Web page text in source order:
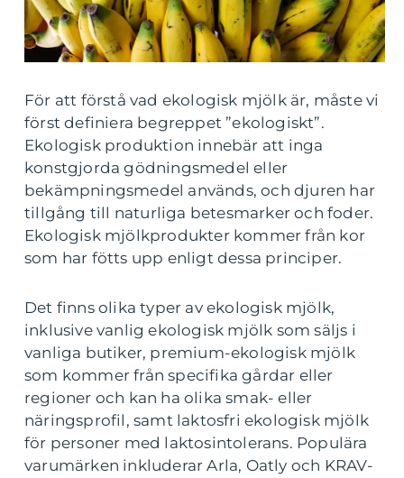
För att förstå vad ekologisk mjölk är, måste vi
först definiera begreppet ”ekologiskt”.
Ekologisk produktion innebär att inga
konstgjorda gödningsmedel eller
bekämpningsmedel används, och djuren har
tillgång till naturliga betesmarker och foder.
Ekologisk mjölkprodukter kommer från kor
som har fötts upp enligt dessa principer.
Det finns olika typer av ekologisk mjölk,
inklusive vanlig ekologisk mjölk som säljs i
vanliga butiker, premium-ekologisk mjölk
som kommer från specifika gårdar eller
regioner och kan ha olika smak- eller
näringsprofil, samt laktosfri ekologisk mjölk
för personer med laktosintolerans. Populära
varumärken inkluderar Arla, Oatly och KRAV-